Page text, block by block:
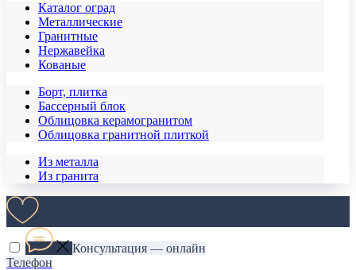
Каталог оград
Металлические
Гранитные
Нержавейка
Кованые
Борт, плитка
Бассерный блок
Облицовка керамогранитом
Облицовка гранитной плиткой
Из металла
Из гранита
Консультация — онлайн
Телефон